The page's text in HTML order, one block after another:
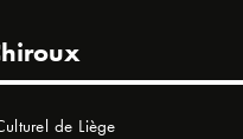
de Liège